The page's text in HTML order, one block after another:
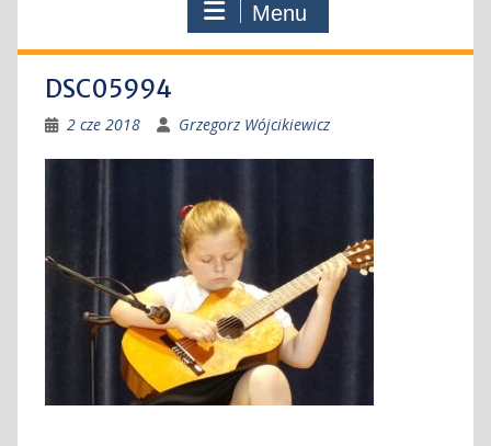
Menu
DSC05994
2 cze 2018 Grzegorz Wójcikiewicz